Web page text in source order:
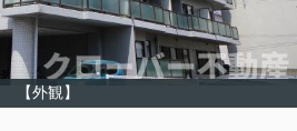
【外観】